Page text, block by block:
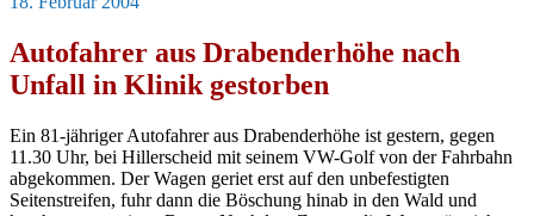
Autofahrer aus Drabenderhöhe nach
Unfall in Klinik gestorben
Ein 81-jähriger Autofahrer aus Drabenderhöhe ist gestern, gegen
11.30 Uhr, bei Hillerscheid mit seinem VW-Golf von der Fahrbahn
abgekommen. Der Wagen geriet erst auf den unbefestigten
Seitenstreifen, fuhr dann die Böschung hinab in den Wald und